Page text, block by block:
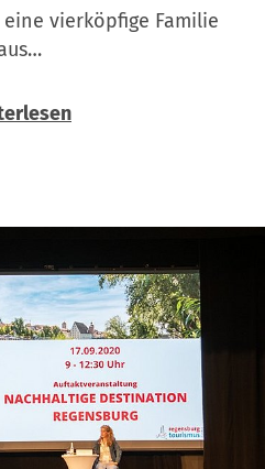
vierköpfige Familie